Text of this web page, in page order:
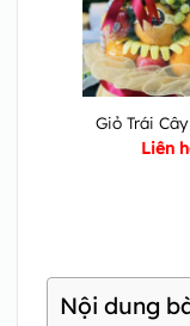
Giỏ Trái Cây
Liên
Nội dung